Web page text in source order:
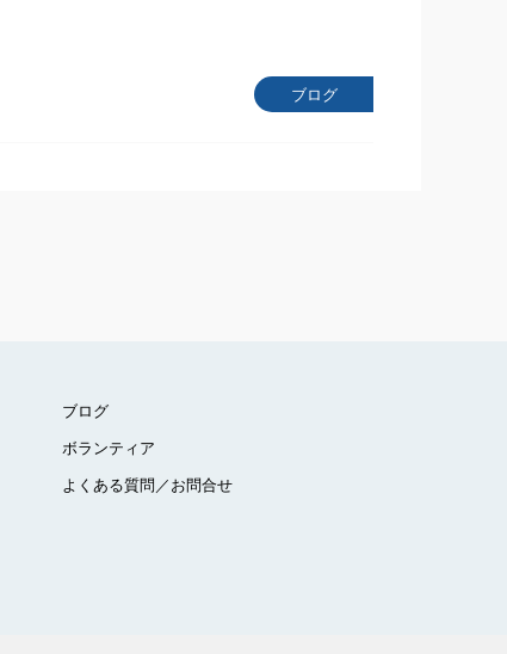
ブログ
ブログ
ボランティア
よくある質問／お問合せ